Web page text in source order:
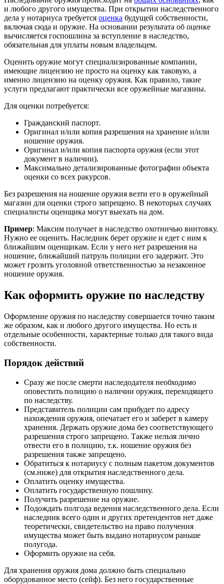
и любого другого имущества. При открытии наследственного
дела у нотариуса требуется оценка будущей собственности,
включая сюда и оружие. На основании результата об оценке
вычисляется госпошлина за вступление в наследство,
обязательная для уплаты новым владельцем.
Оценить оружие могут специализированные компании,
имеющие лицензию не просто на оценку как таковую, а
именно лицензию на оценку оружия. Как правило, такие
услуги предлагают практически все оружейные магазины.
Для оценки потребуется:
Гражданский паспорт.
Оригинал и/или копия разрешения на хранение и/или
ношение оружия.
Оригинал и/или копия паспорта оружия (если этот
документ в наличии).
Максимально детализированные фотографии объекта
оценки со всех ракурсов.
Без разрешения на ношение оружия везти его в оружейный
магазин для оценки строго запрещено. В некоторых случаях
специалисты оценщика могут выехать на дом.
Пример: Максим получает в наследство охотничью винтовку.
Нужно ее оценить. Наследник берет оружие и едет с ним к
ближайшим оценщикам. Если у него нет разрешения на
ношение, ближайший патруль полиции его задержит. Это
может грозить уголовной ответственностью за незаконное
ношение оружия.
Как оформить оружие по наследству
Оформление оружия по наследству совершается точно таким
же образом, как и любого другого имущества. Но есть и
отдельные особенности, характерные только для такого вида
собственности.
Порядок действий
Сразу же после смерти наследодателя необходимо
оповестить полицию о наличии оружия, переходящего
по наследству.
Представитель полиции сам прибудет по адресу
нахождения оружия, опечатает его и заберет в камеру
хранения. Держать оружие дома без соответствующего
разрешения строго запрещено. Также нельзя лично
отвести его в полицию, т.к. ношение оружия без
разрешения также запрещено.
Обратиться к нотариусу с полным пакетом документов
(см.ниже) для открытия наследственного дела.
Оплатить оценку имущества.
Оплатить государственную пошлину.
Получить разрешение на оружие.
Подождать полгода ведения наследственного дела. Если
наследник всего один и других претендентов нет даже
теоретически, свидетельство на право получения
имущества может быть выдано нотариусом раньше
полугода.
Оформить оружие на себя.
Для хранения оружия дома должно быть специально
оборудованное место (сейф). Без него государственные